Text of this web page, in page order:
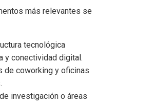
más relevantes se
tecnológica
y conectividad digital.
de coworking y oficinas
investigación o áreas